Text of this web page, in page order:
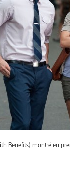
Benefits) montré en